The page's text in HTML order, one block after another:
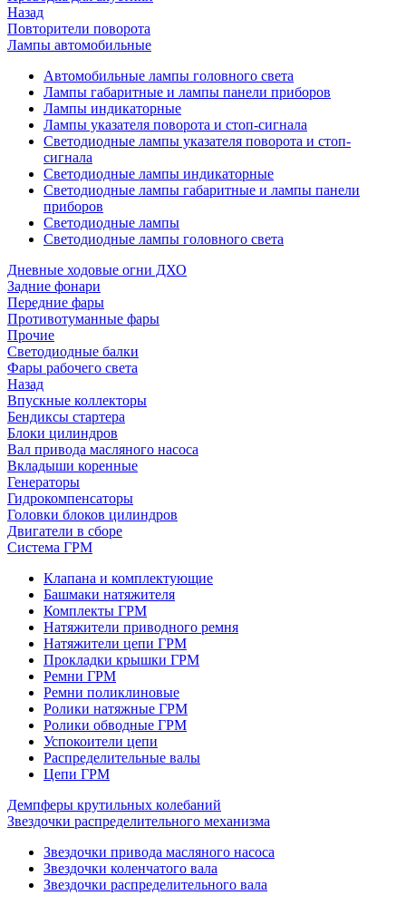
Назад
Повторители поворота
Лампы автомобильные
Автомобильные лампы головного света
Лампы габаритные и лампы панели приборов
Лампы индикаторные
Лампы указателя поворота и стоп-сигнала
Светодиодные лампы указателя поворота и стоп-
сигнала
Светодиодные лампы индикаторные
Светодиодные лампы габаритные и лампы панели
приборов
Светодиодные лампы
Светодиодные лампы головного света
Дневные ходовые огни ДХО
Задние фонари
Передние фары
Противотуманные фары
Прочие
Светодиодные балки
Фары рабочего света
Назад
Впускные коллекторы
Бендиксы стартера
Блоки цилиндров
Вал привода масляного насоса
Вкладыши коренные
Генераторы
Гидрокомпенсаторы
Головки блоков цилиндров
Двигатели в сборе
Система ГРМ
Клапана и комплектующие
Башмаки натяжителя
Комплекты ГРМ
Натяжители приводного ремня
Натяжители цепи ГРМ
Прокладки крышки ГРМ
Ремни ГРМ
Ремни поликлиновые
Ролики натяжные ГРМ
Ролики обводные ГРМ
Успокоители цепи
Распределительные валы
Цепи ГРМ
Демпферы крутильных колебаний
Звездочки распределительного механизма
Звездочки привода масляного насоса
Звездочки коленчатого вала
Звездочки распределительного вала